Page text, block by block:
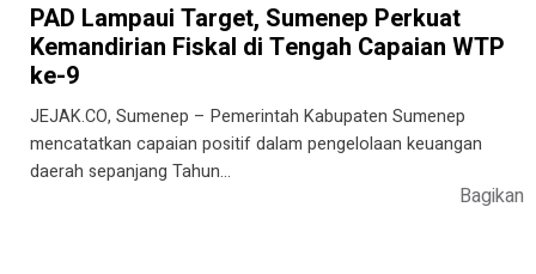
PAD Lampaui Target, Sumenep Perkuat
Kemandirian Fiskal di Tengah Capaian WTP
ke-9
JEJAK.CO, Sumenep – Pemerintah Kabupaten Sumenep
mencatatkan capaian positif dalam pengelolaan keuangan
daerah sepanjang Tahun…
Bagikan